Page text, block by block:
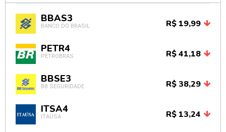
BBAS3
BANCO DO BRASIL R$ 19,99
PETR4
PETROBRAS R$ 41,18
BBSE3
BB SEGURIDADE R$ 38,29
ITSA4
ITAÚSA R$ 13,24